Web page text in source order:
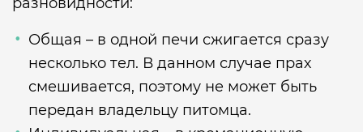
Общая – в одной печи сжигается сразу
несколько тел. В данном случае прах
смешивается, поэтому не может быть
передан владельцу питомца.